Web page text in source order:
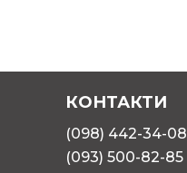
КОНТАКТИ
(098) 442-34-08
(093) 500-82-85